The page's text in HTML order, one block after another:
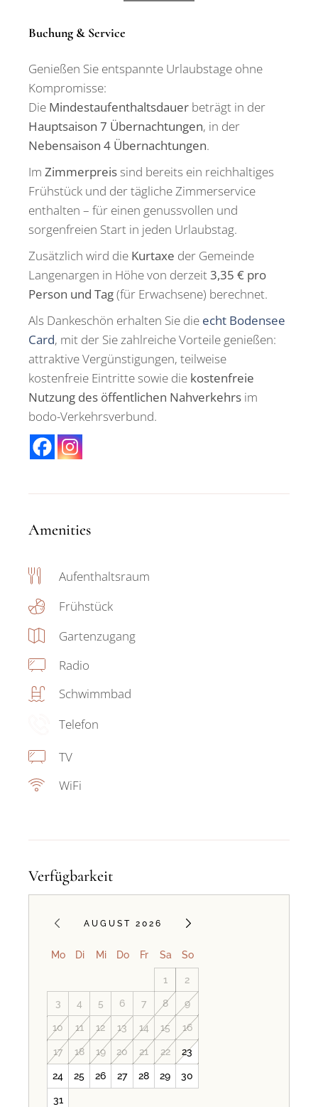
Buchung & Service
Genießen Sie entspannte Urlaubstage ohne
Kompromisse:
Die Mindestaufenthaltsdauer beträgt in der
Hauptsaison 7 Übernachtungen, in der
Nebensaison 4 Übernachtungen.
ImZimmerpreis sind bereits ein reichhaltiges
Frühstück und der tägliche Zimmerservice
enthalten – für einen genussvollen und
sorgenfreien Start in jeden Urlaubstag.
Zusätzlich wird die Kurtaxe der Gemeinde
Langenargen in Höhe von derzeit3,35 € pro
Person und Tag(für Erwachsene) berechnet.
Als Dankeschön erhalten Sie die echt Bodensee
Card, mit der Sie zahlreiche Vorteile genießen:
attraktive Vergünstigungen, teilweise
kostenfreie Eintritte sowie die kostenfreie
Nutzung des öffentlichen Nahverkehrs im
bodo-Verkehrsverbund.
Amenities
Aufenthaltsraum
Frühstück
Gartenzugang
Radio
Schwimmbad
Telefon
TV
WiFi
Verfügbarkeit
AUGUST 2026
Mo Di Mi Do Fr Sa So
1 2
3 4 5 6 7 8 9
10 11 12 13 14 15 16
17 18 19 20 21 22 23
24 25 26 27 28 29 30
31